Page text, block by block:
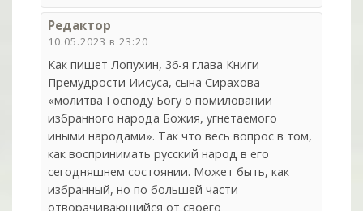
Редактор
10.05.2023 в 23:20
Как пишет Лопухин, 36-я глава Книги
Премудрости Иисуса, сына Сирахова –
«молитва Господу Богу о помиловании
избранного народа Божия, угнетаемого
иными народами». Так что весь вопрос в том,
как воспринимать русский народ в его
сегодняшнем состоянии. Может быть, как
избранный, но по большей части
отворачивающийся от своего